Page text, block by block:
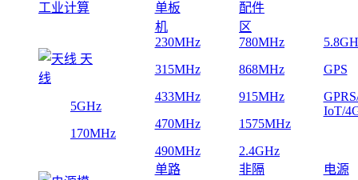
工业计算
单板
机
配件
区
天
线
5GHz
170MHz
230MHz
315MHz
433MHz
470MHz
490MHz
780MHz
868MHz
915MHz
1575MHz
2.4GHz
GPS
IoT/
单路
非隔
电源